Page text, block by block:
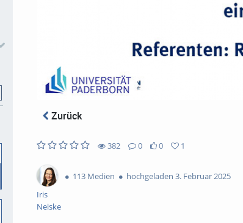
Zurück
382
views
0
Kommentare
0
likes
1
favorites
Iris
Neiske
113 Medien hochgeladen 3. Februar 2025